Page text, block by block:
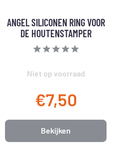
ANGEL SILICONEN RING VOOR
DE HOUTENSTAMPER
Niet op voorraad
€7,50
Bekijken